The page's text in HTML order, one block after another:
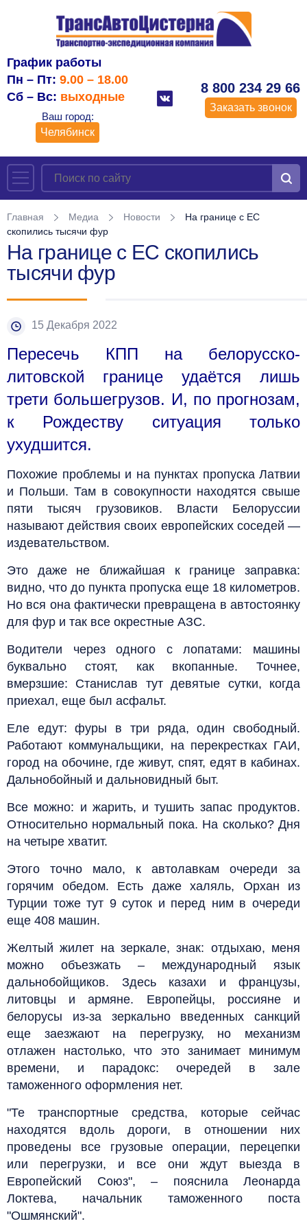
График работы
Пн – Пт: 9.00 – 18.00
Сб – Вс: выходные
Ваш город:
Челябинск
8 800 234 29 66
Заказать звонок
Главная Медиа Новости
На границе с ЕС
скопились тысячи фур
На границе с ЕС скопились
тысячи фур
15 Декабря 2022
Пересечь КПП на белорусско-
литовской границе удаётся лишь
трети большегрузов. И, по прогнозам,
к Рождеству ситуация только
ухудшится.
Похожие проблемы и на пунктах пропуска Латвии
и Польши. Там в совокупности находятся свыше
пяти тысяч грузовиков. Власти Белоруссии
называют действия своих европейских соседей —
издевательством.
Это даже не ближайшая к границе заправка:
видно, что до пункта пропуска еще 18 километров.
Но вся она фактически превращена в автостоянку
для фур и так все окрестные АЗС.
Водители через одного с лопатами: машины
буквально стоят, как вкопанные. Точнее,
вмерзшие: Станислав тут девятые сутки, когда
приехал, еще был асфальт.
Еле едут: фуры в три ряда, один свободный.
Работают коммунальщики, на перекрестках ГАИ,
город на обочине, где живут, спят, едят в кабинах.
Дальнобойный и дальновидный быт.
Все можно: и жарить, и тушить запас продуктов.
Относительно нормальный пока. На сколько? Дня
на четыре хватит.
Этого точно мало, к автолавкам очереди за
горячим обедом. Есть даже халяль, Орхан из
Турции тоже тут 9 суток и перед ним в очереди
еще 408 машин.
Желтый жилет на зеркале, знак: отдыхаю, меня
можно объезжать – международный язык
дальнобойщиков. Здесь казахи и французы,
литовцы и армяне. Европейцы, россияне и
белорусы из-за зеркально введенных санкций
еще заезжают на перегрузку, но механизм
отлажен настолько, что это занимает минимум
времени, и парадокс: очередей в зале
таможенного оформления нет.
"Те транспортные средства, которые сейчас
находятся вдоль дороги, в отношении них
проведены все грузовые операции, перецепки
или перегрузки, и все они ждут выезда в
Европейский Союз", – пояснила Леонарда
Локтева, начальник таможенного поста
"Ошмянский".